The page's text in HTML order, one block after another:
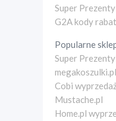
Super Prezenty
G2A kody
Popularne
Super
megakoszulki.pl
Cobi
Mustache.pl
Home.pl